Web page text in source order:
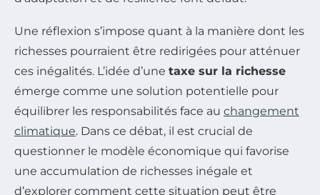
Une réflexion s’impose quant à la manière dont les
richesses pourraient être redirigées pour atténuer
ces inégalités. L’idée d’une taxe sur la richesse
émerge comme une solution potentielle pour
équilibrer les responsabilités face au changement
climatique. Dans ce débat, il est crucial de
questionner le modèle économique qui favorise
une accumulation de richesses inégale et
d’explorer comment cette situation peut être